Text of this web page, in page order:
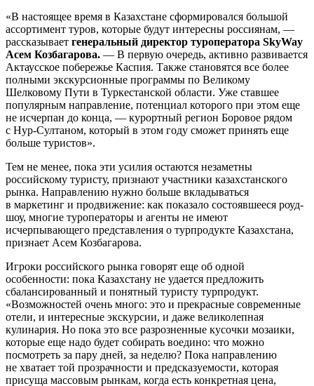
«В настоящее время в Казахстане сформировался большой
ассортимент туров, которые будут интересны россиянам, —
рассказывает генеральный директор туроператора SkyWay
Асем Козбагарова. — В первую очередь, активно развивается
Актаусское побережье Каспия. Также становятся все более
полными экскурсионные программы по Великому
Шелковому Пути в Туркестанской области. Уже ставшее
популярным направление, потенциал которого при этом еще
не исчерпан до конца, — курортный регион Боровое рядом
с Нур-Султаном, который в этом году сможет принять еще
больше туристов».
Тем не менее, пока эти усилия остаются незаметны
российскому туристу, признают участники казахстанского
рынка. Направлению нужно больше вкладываться
в маркетинг и продвижение: как показало состоявшееся роуд-
шоу, многие туроператоры и агенты не имеют
исчерпывающего представления о турпродукте Казахстана,
признает Асем Козбагарова.
Игроки российского рынка говорят еще об одной
особенности: пока Казахстану не удается предложить
сбалансированный и понятный туристу турпродукт.
«Возможностей очень много: это и прекрасные современные
отели, и интересные экскурсии, и даже великолепная
кулинария. Но пока это все разрозненные кусочки мозаики,
которые еще надо будет собирать воедино: что можно
посмотреть за пару дней, за неделю? Пока направлению
не хватает той прозрачности и предсказуемости, которая
присуща массовым рынкам, когда есть конкретная цена,